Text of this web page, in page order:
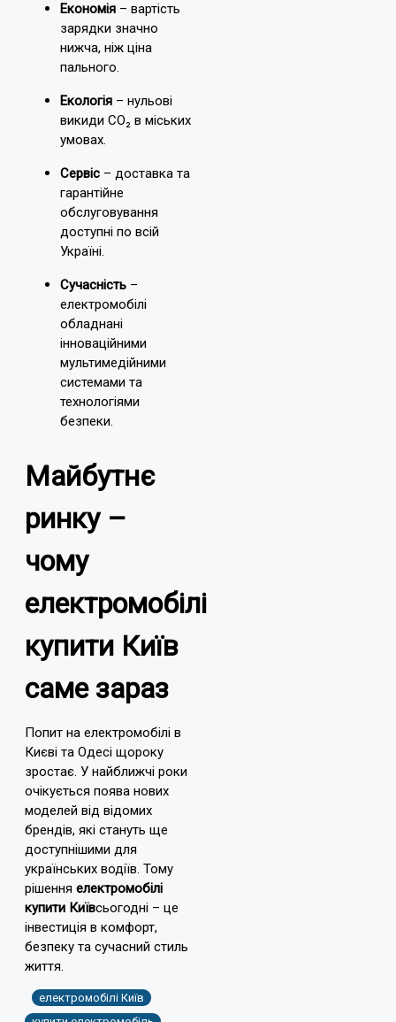
Економія – вартість
зарядки значно
нижча, ніж ціна
пального.
Екологія – нульові
викиди CO₂ в міських
умовах.
Сервіс – доставка та
гарантійне
обслуговування
доступні по всій
Україні.
Сучасність –
електромобілі
обладнані
інноваційними
мультимедійними
системами та
технологіями
безпеки.
Майбутнє
ринку –
чому
електромобілі
купити Київ
саме зараз
Попит на електромобілі в
Києві та Одесі щороку
зростає. У найближчі роки
очікується поява нових
моделей від відомих
брендів, які стануть ще
доступнішими для
українських водіїв. Тому
рішення електромобілі
купити Київсьогодні – це
інвестиція в комфорт,
безпеку та сучасний стиль
життя.
електромобілі Київ